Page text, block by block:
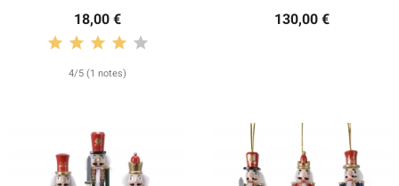
18,00 €
4/5 (1 notes)
130,00 €